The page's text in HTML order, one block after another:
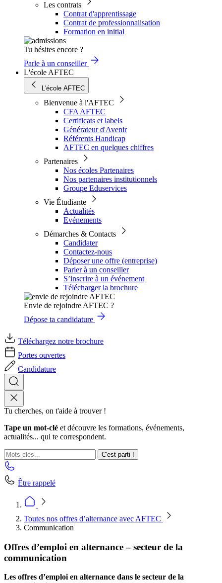
Les contrats
Contrat d'apprentissage
Contrat de professionnalisation
Formation en initial
Tu hésites encore ?
Parle à un conseiller
L'école AFTEC
L'école AFTEC
Bienvenue à l'AFTEC
CFA AFTEC
Certificats et labels
Générateur d'Avenir
Référents Handicap
AFTEC en quelques chiffres
Partenaires
Nos écoles Partenaires
Nos partenaires institutionnels
Groupe Eduservices
Vie Étudiante
Actualités
Evénements
Démarches & Contacts
Candidater
Contactez-nous
Déposer une offre (entreprise)
Parler à un conseiller
S’inscrire à un événement
Télécharger la brochure
Envie de rejoindre AFTEC ?
Dépose ta candidature
Téléchargez notre brochure
Portes ouvertes
Candidature
Tu cherches, on t'aide à trouver !
Tape un mot-clé et découvre les formations, événements,
actualités... qui te correspondent.
C'est parti !
Être rappelé
Toutes nos offres d’alternance avec AFTEC
Communication
Offres d’emploi en alternance – secteur de la
communication
Les offres d’emploi en alternance dans le secteur de la